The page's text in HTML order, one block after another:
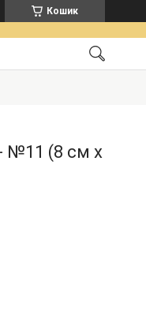
Кошик
№11 (8 см х